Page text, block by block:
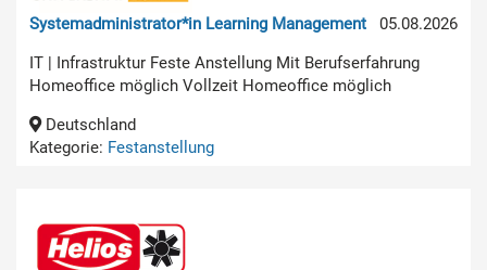
05.08.2026
Systemadministrator*in Learning Management
IT | Infrastruktur Feste Anstellung Mit Berufserfahrung
Homeoffice möglich Vollzeit Homeoffice möglich
Deutschland
Kategorie: Festanstellung